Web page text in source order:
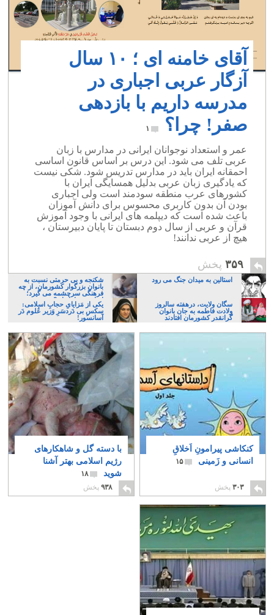
آقای خامنه ای ؛ ۱۰ سال
آزگار عربی اجباری در
مدرسه داریم با بازدهی
صفر! چرا؟
۱
عمر و استعداد نوجوانان ایرانی در مدارس با زبان
عربی تلف می شود. این درس بر اساس قانون اساسی
احمقانه ایران باید در مدارس تدریس شود. شکی نیست
که یادگیری زبان عربی بدلیل همسایگی ایران با
کشورهای عرب منطقه سودمند است ولی اجباری
بودن آن بدون کاربری محسوس برای دانش آموزان
باعث شده است که دیپلمه های ایرانی با وجود آموزش
قرآن و عربی از سال دوم دبستان تا پایان دبیرستان ،
هیچ از عربی ندانند!
۳۵۹ پخش
استالین به میدان جنگ می رود
شکنجه و بی حرمتی نسبت به
بانوان بزرگوار کشورمان، از چه
فرهنگی سرچشمه می گیرد؛
ایرانی، و یا تازیان؟
سگان ولایت، درهفته سالروز
ولادت فاطمه به جان بانوان
گرانقدر کشورمان افتادند
یکی از مَزایایِ حجابِ اسلامی:
سکسِ بی دَردسَرِ وَزیر عُلوم دَر
آسانسور!
کنکاشی پیرامونِ اَخلاقِ
انسانی و زَمینی
۱۵
۳۰۳ پخش
با دسته گل و شاهکارهای
رژیم اسلامی بهتر آشنا
شوید
۱۸
۹۳۸ پخش